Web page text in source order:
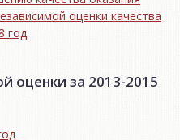
оценки качества
год
оценки за 2013-2015